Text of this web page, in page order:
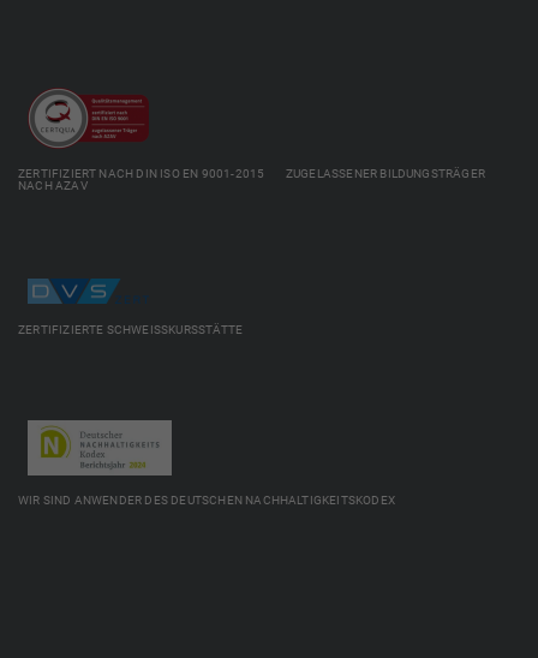
ZERTIFIZIERT NACH DIN ISO EN 9001-2015 ZUGELASSENER BILDUNGSTRÄGER
NACH AZAV
ZERTIFIZIERTE SCHWEISSKURSSTÄTTE
WIR SIND ANWENDER DES DEUTSCHEN NACHHALTIGKEITSKODEX